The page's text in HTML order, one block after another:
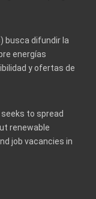
busca difundir la
energías
y ofertas de
to spread
renewable
job vacancies in